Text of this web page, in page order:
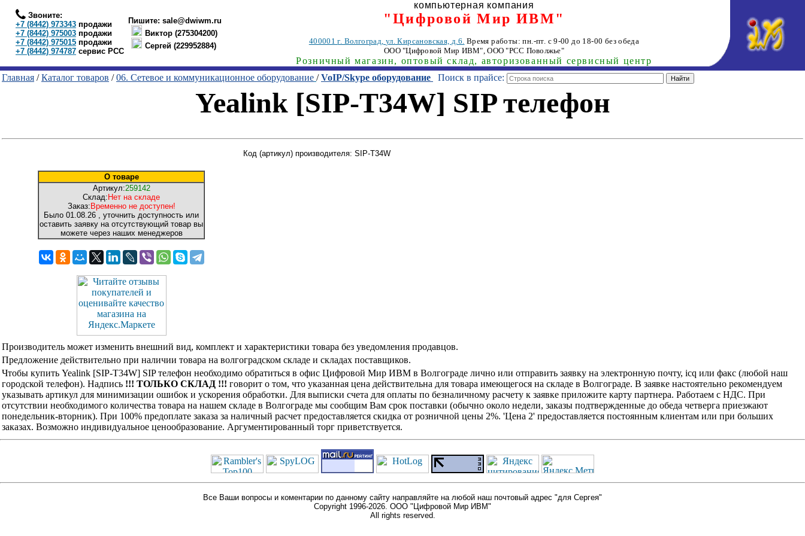
Звоните:
+7 (8442) 973343 продажи
+7 (8442) 975003 продажи
+7 (8442) 975015 продажи
+7 (8442) 974787 сервис РСС
Пишите: sale@dwiwm.ru
Виктор (275304200)
Сергей (229952884)
компьютерная компания
"Цифровой Мир ИВМ"
400001г. Волгоград, ул. Кирсановская, д.6. Время работы: пн.-пт. с 9-00 до 18-00 без обеда
ООО "Цифровой Мир ИВМ", ООО "РСС Поволжье"
Розничный магазин, оптовый склад, авторизованный сервисный центр
Главная /Каталог товаров /06. Сетевое и коммуникационное оборудование /VoIP/Skype оборудование Поиск в прайсе:
Yealink [SIP-T34W] SIP телефон
О товаре
Артикул:259142
Склад: Нет на складе
Заказ: Временно не доступен!
Было 01.08.26 , уточнить доступность или
оставить заявку на отсутствующий товар вы
можете через наших менеджеров
Код (артикул) производителя: SIP-T34W
Производитель может изменить внешний вид, комплект и характеристики товара без уведомления продавцов.
Предложение действительно при наличии товара на волгоградском складе и складах поставщиков.
Чтобы купить Yealink [SIP-T34W] SIP телефон необходимо обратиться в офис Цифровой Мир ИВМ в Волгограде лично или отправить заявку на электронную почту, icq или факс (любой наш
городской телефон). Надпись !!! ТОЛЬКО СКЛАД !!! говорит о том, что указанная цена действительна для товара имеющегося на складе в Волгограде. В заявке настоятельно рекомендуем
указывать артикул для минимизации ошибок и ускорения обработки. Для выписки счета для оплаты по безналичному расчету к заявке приложите карту партнера. Работаем с НДС. При
отсутствии необходимого количества товара на нашем складе в Волгограде мы сообщим Вам срок поставки (обычно около недели, заказы подтвержденные до обеда четверга приезжают
понедельник-вторник). При 100% предоплате заказа за наличный расчет предоставляется скидка от розничной цены 2%. 'Цена 2' предоставляется постоянным клиентам или при больших
заказах. Возможно индивидуальное ценообразование. Аргументированный торг приветствуется.
Все Ваши вопросы и коментарии по данному сайту направляйте на любой наш почтовый адрес "для Сергея"
Copyright 1996-2026. ООО "Цифровой Мир ИВМ"
All rights reserved.